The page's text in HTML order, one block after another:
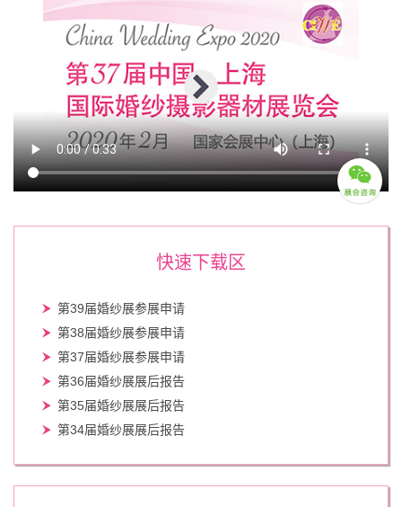
快速下载区
第39届婚纱展参展申请
第38届婚纱展参展申请
第37届婚纱展参展申请
第36届婚纱展展后报告
第35届婚纱展展后报告
第34届婚纱展展后报告